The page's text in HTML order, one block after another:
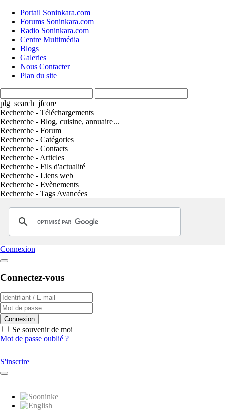
Portail Soninkara.com
Forums Soninkara.com
Radio Soninkara.com
Centre Multimédia
Blogs
Galeries
Nous Contacter
Plan du site
plg_search_jfcore
Recherche - Téléchargements
Recherche - Blog, cuisine, annuaire...
Recherche - Forum
Recherche - Catégories
Recherche - Contacts
Recherche - Articles
Recherche - Fils d'actualité
Recherche - Liens web
Recherche - Evènements
Recherche - Tags Avancées
Connexion
Connectez-vous
Connexion
Se souvenir de moi
Mot de passe oublié ?
S'inscrire